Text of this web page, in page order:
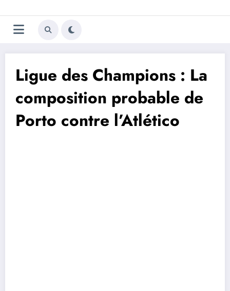
au
contenu
Trivela
L'actualité du football
Ligue des Champions : La
composition probable de
Porto contre l’Atlético